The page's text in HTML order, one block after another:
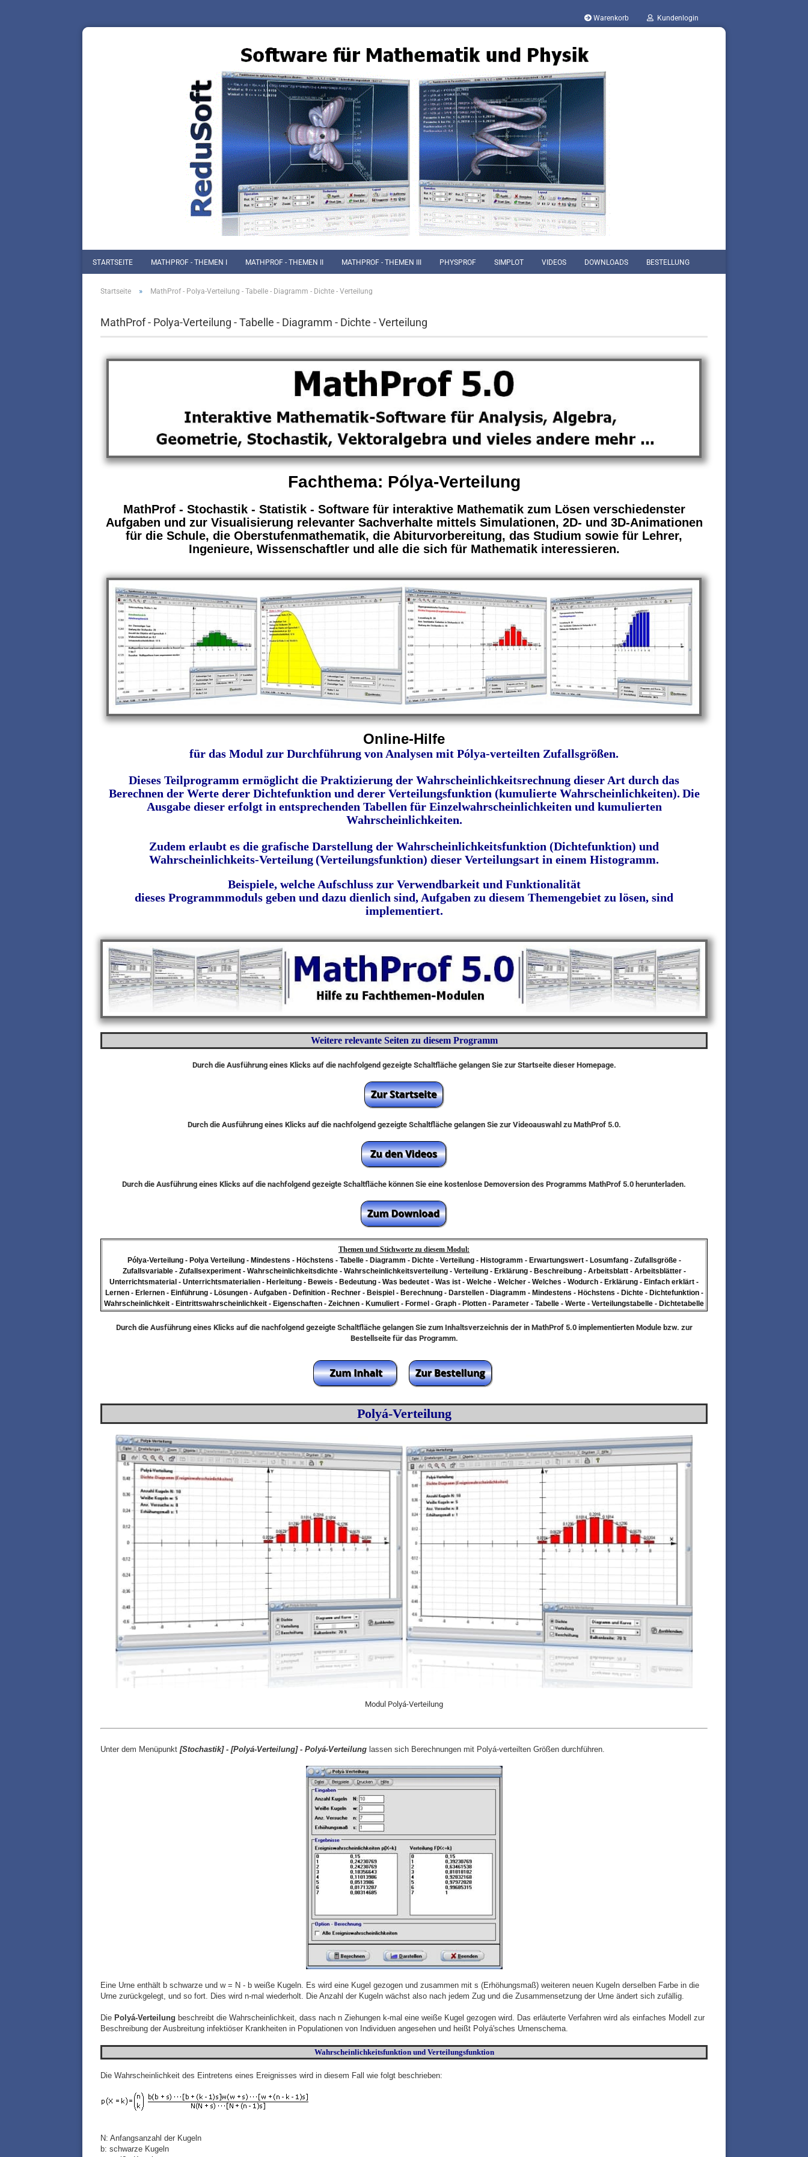
Warenkorb Kundenlogin
STARTSEITE MATHPROF - THEMEN I MATHPROF - THEMEN II MATHPROF - THEMEN III PHYSPROF SIMPLOT VIDEOS DOWNLOADS BESTELLUNG
Startseite » MathProf - Polya-Verteilung - Tabelle - Diagramm - Dichte - Verteilung
MathProf - Polya-Verteilung - Tabelle - Diagramm - Dichte - Verteilung
Fachthema: Pólya-Verteilung
MathProf - Stochastik - Statistik - Software für interaktive Mathematik zum Lösen verschiedenster
Aufgaben und zur Visualisierung relevanter Sachverhalte mittels Simulationen, 2D- und 3D-Animationen
für die Schule, die Oberstufenmathematik, die Abiturvorbereitung, das Studium sowie für Lehrer,
Ingenieure, Wissenschaftler und alle die sich für Mathematik interessieren.
Online-Hilfe
für das Modul zur Durchführung von Analysen mit Pólya-verteilten Zufallsgrößen.
Dieses Teilprogramm ermöglicht die Praktizierung der Wahrscheinlichkeitsrechnung dieser Art durch das
Berechnen der Werte derer Dichtefunktion und derer Verteilungsfunktion (kumulierte Wahrscheinlichkeiten). Die
Ausgabe dieser erfolgt in entsprechenden Tabellen für Einzelwahrscheinlichkeiten und kumulierten
Wahrscheinlichkeiten.
Zudem erlaubt es die grafische Darstellung der Wahrscheinlichkeitsfunktion (Dichtefunktion) und
Wahrscheinlichkeits-Verteilung(Verteilungsfunktion) dieser Verteilungsart in einem Histogramm.
Beispiele, welche Aufschluss zur Verwendbarkeit und Funktionalität
dieses Programmmoduls geben und dazu dienlich sind, Aufgaben zu diesem Themengebiet zu lösen, sind
implementiert.
Weitere relevante Seiten zu diesem Programm
Durch die Ausführung eines Klicks auf die nachfolgend gezeigte Schaltfläche gelangen Sie zur Startseite dieser Homepage.
Durch die Ausführung eines Klicks auf die nachfolgend gezeigte Schaltfläche gelangen Sie zur Videoauswahl zu MathProf 5.0.
Durch die Ausführung eines Klicks auf die nachfolgend gezeigte Schaltfläche können Sie eine kostenlose Demoversion des Programms MathProf 5.0 herunterladen.
Themen und Stichworte zu diesem Modul:
Pólya-Verteilung - Polya Verteilung - Mindestens - Höchstens - Tabelle - Diagramm - Dichte - Verteilung - Histogramm - Erwartungswert - Losumfang - Zufallsgröße -
Zufallsvariable - Zufallsexperiment - Wahrscheinlichkeitsdichte - Wahrscheinlichkeitsverteilung - Verteilung - Erklärung - Beschreibung - Arbeitsblatt - Arbeitsblätter -
Unterrichtsmaterial - Unterrichtsmaterialien - Herleitung - Beweis - Bedeutung - Was bedeutet - Was ist - Welche - Welcher - Welches - Wodurch - Erklärung - Einfach erklärt -
Lernen - Erlernen - Einführung - Lösungen - Aufgaben - Definition - Rechner - Beispiel - Berechnung - Darstellen - Diagramm - Mindestens - Höchstens - Dichte - Dichtefunktion -
Wahrscheinlichkeit - Eintrittswahrscheinlichkeit - Eigenschaften - Zeichnen - Kumuliert - Formel - Graph - Plotten - Parameter - Tabelle - Werte - Verteilungstabelle - Dichtetabelle
Durch die Ausführung eines Klicks auf die nachfolgend gezeigte Schaltfläche gelangen Sie zum Inhaltsverzeichnis der in MathProf 5.0 implementierten Module bzw. zur
Bestellseite für das Programm.
Polyá-Verteilung
Modul Polyá-Verteilung
Unter dem Menüpunkt [Stochastik]- [Polyá-Verteilung] - Polyá-Verteilung lassen sich Berechnungen mit Polyá-verteilten Größen durchführen.
Eine Urne enthält b schwarze und w = N - b weiße Kugeln. Es wird eine Kugel gezogen und zusammen mit s (Erhöhungsmaß) weiteren neuen Kugeln derselben Farbe in die
Urne zurückgelegt, und so fort. Dies wird n-mal wiederholt. Die Anzahl der Kugeln wächst also nach jedem Zug und die Zusammensetzung der Urne ändert sich zufällig.
Die Polyá-Verteilung beschreibt die Wahrscheinlichkeit, dass nach n Ziehungen k-mal eine weiße Kugel gezogen wird. Das erläuterte Verfahren wird als einfaches Modell zur
Beschreibung der Ausbreitung infektiöser Krankheiten in Populationen von Individuen angesehen und heißt Polyá'sches Urnenschema
Wahrscheinlichkeitsfunktion und Verteilungsfunktion
Die Wahrscheinlichkeit des Eintretens eines Ereignisses wird in diesem Fall wie folgt beschrieben:
N: Anfangsanzahl der Kugeln
b: schwarze Kugeln